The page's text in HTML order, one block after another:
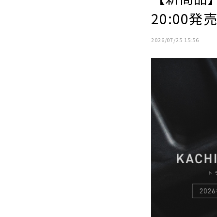
20:00発売
2026/07/25 15:56